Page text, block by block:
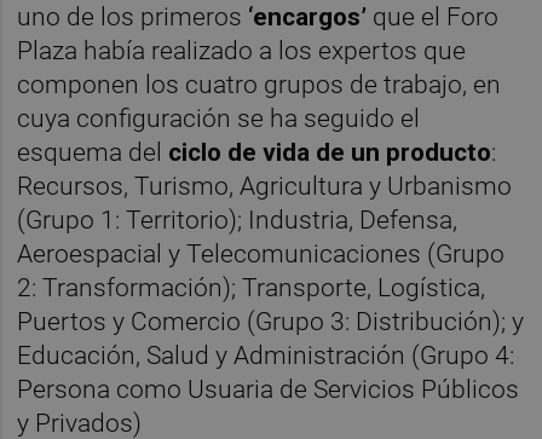
uno de los primeros ‘encargos’ que el Foro
Plaza había realizado a los expertos que
componen los cuatro grupos de trabajo, en
cuya configuración se ha seguido el
esquema del ciclo de vida de un producto:
Recursos, Turismo, Agricultura y Urbanismo
(Grupo 1: Territorio); Industria, Defensa,
Aeroespacial y Telecomunicaciones (Grupo
2: Transformación); Transporte, Logística,
Puertos y Comercio (Grupo 3: Distribución); y
Educación, Salud y Administración (Grupo 4:
Persona como Usuaria de Servicios Públicos
y Privados)